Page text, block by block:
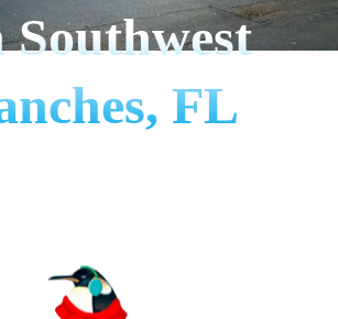
Southwest
FL